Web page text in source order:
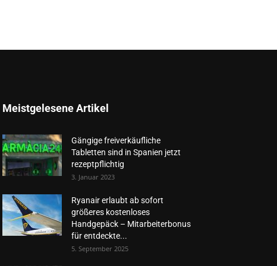
Meistgelesene Artikel
Gängige freiverkäufliche
Tabletten sind in Spanien jetzt
rezeptpflichtig
3. Januar 2023
Ryanair erlaubt ab sofort
größeres kostenloses
Handgepäck – Mitarbeiterbonus
für entdeckte...
5. September 2025